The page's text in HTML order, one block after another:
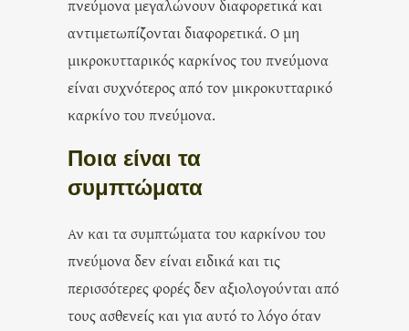
πνεύμονα μεγαλώνουν διαφορετικά και
αντιμετωπίζονται διαφορετικά. Ο μη
μικροκυτταρικός καρκίνος του πνεύμονα
είναι συχνότερος από τον μικροκυτταρικό
καρκίνο του πνεύμονα.
Ποια είναι τα
συμπτώματα
Αν και τα συμπτώματα του καρκίνου του
πνεύμονα δεν είναι ειδικά και τις
περισσότερες φορές δεν αξιολογούνται από
τους ασθενείς και για αυτό το λόγο όταν